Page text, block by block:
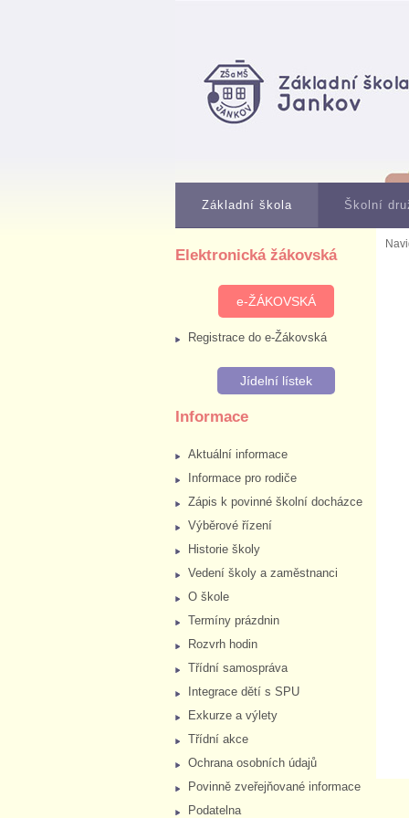
Základní škola Školní
Elektronická žákovská
e-ŽÁKOVSKÁ
Registrace do e-Žákovská
Jídelní lístek
Informace
Aktuální informace
Informace pro rodiče
Zápis k povinné školní docházce
Výběrové řízení
Historie školy
Vedení školy a zaměstnanci
O škole
Termíny prázdnin
Rozvrh hodin
Třídní samospráva
Integrace dětí s SPU
Exkurze a výlety
Třídní akce
Ochrana osobních údajů
Povinně zveřejňované informace
Podatelna